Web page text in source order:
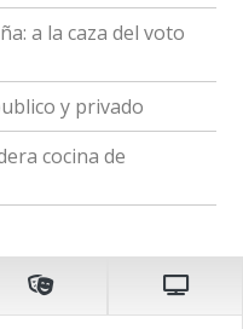
a la caza del voto
y privado
cocina de